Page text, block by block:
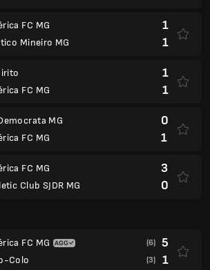
FC MG
Mineiro MG
1
1
FC MG
1
1
MG
FC MG
0
1
FC MG
Club SJDR MG
3
0
FC MG
Colo
(6) 5
(3) 1